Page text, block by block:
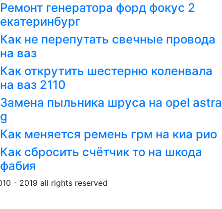
Ремонт генератора форд фокус 2
екатеринбург
Как не перепутать свечные провода
на ваз
Как открутить шестерню коленвала
на ваз 2110
Замена пыльника шруса на opel astra
g
Как меняется ремень грм на киа рио
Как сбросить счётчик то на шкода
фабия
- 2019 all rights reserved